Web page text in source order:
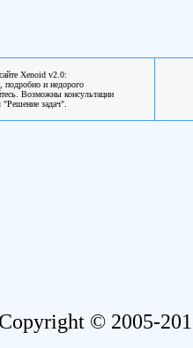
Xenoid v2.0:
подробно и недорого
Возможны консультации
задач".
Copyright © 2005-